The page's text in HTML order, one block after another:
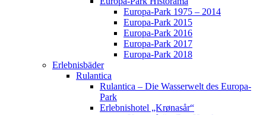
Europa-Park 1975 – 2014
Europa-Park 2015
Europa-Park 2016
Europa-Park 2017
Europa-Park 2018
Erlebnisbäder
Rulantica
Rulantica – Die Wasserwelt des Europa-
Park
Erlebnishotel „Krønasår“